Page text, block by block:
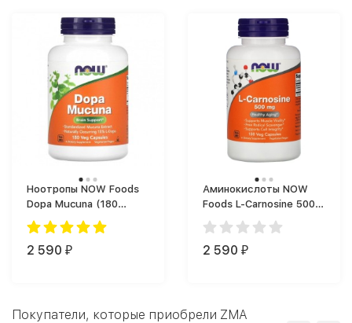
Ноотропы NOW Foods
Dopa Mucuna (180
капс.)
2 590 ₽
Аминокислоты NOW
Foods L-Carnosine 500
mg (50 капс.)
2 590 ₽
Покупатели, которые приобрели ZMA